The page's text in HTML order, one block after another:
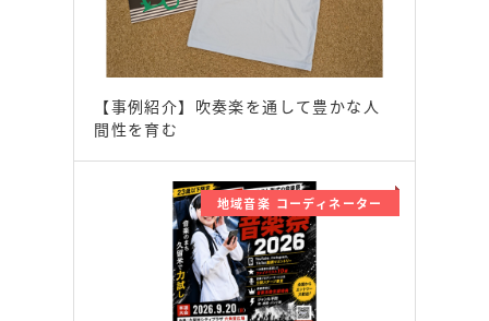
【事例紹介】吹奏楽を通して豊かな人
間性を育む
地域音楽 コーディネーター